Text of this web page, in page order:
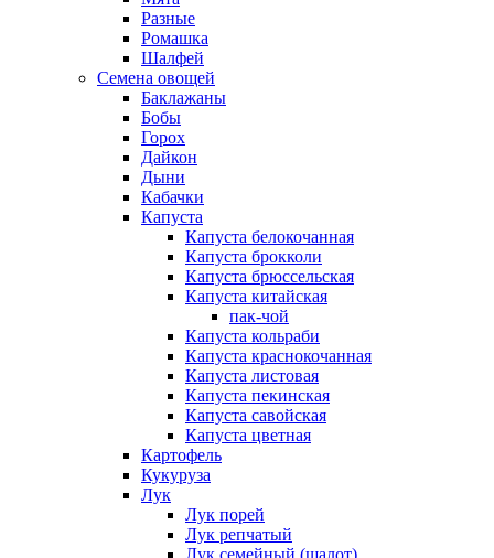
Разные
Ромашка
Шалфей
Семена овощей
Баклажаны
Бобы
Горох
Дайкон
Дыни
Кабачки
Капуста
Капуста белокочанная
Капуста брокколи
Капуста брюссельская
Капуста китайская
пак-чой
Капуста кольраби
Капуста краснокочанная
Капуста листовая
Капуста пекинская
Капуста савойская
Капуста цветная
Картофель
Кукуруза
Лук
Лук порей
Лук репчатый
Лук семейный (шалот)